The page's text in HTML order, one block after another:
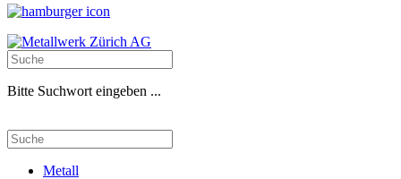
Bitte Suchwort eingeben ...
Metall